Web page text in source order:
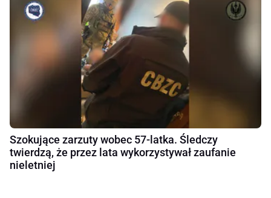
Szokujące zarzuty wobec 57-latka. Śledczy
twierdzą, że przez lata wykorzystywał zaufanie
nieletniej